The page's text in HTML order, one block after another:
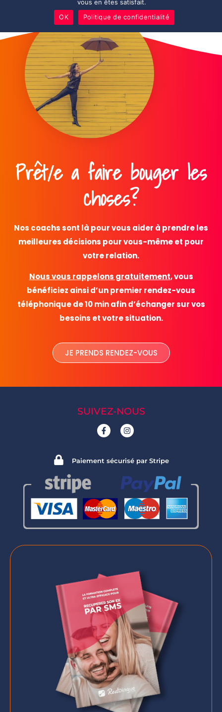
Prêt/e a faire bouger les
choses?
Nos coachs sont là pour vous aider à prendre les
meilleures décisions pour vous-même et pour
votre relation.
Nous vous rappelons gratuitement, vous
bénéficiez ainsi d’un premier rendez-vous
téléphonique de 10 min afin d’échanger sur vos
besoins et votre situation.
JE PRENDS RENDEZ-VOUS
SUIVEZ-NOUS
Paiement sécurisé par Stripe
vous en êtes satisfait.
OK
Politique de confidentialité